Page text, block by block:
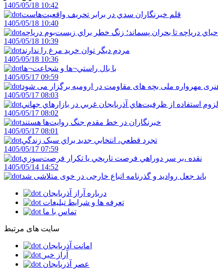
1405/05/18 10:42
قلم خبرنگاران سدي در برابر تحريف واقعيت‌هاست
1405/05/18 10:40
احياي درياچه تا بحران پسماند؛ زنگ خطر براي زيست‌بوم درياچه
1405/05/18 10:39
مردم ديگر توان خريد مرغ را ندارند
1405/05/18 10:36
با بال راستي¬ها و شجاعت¬ها
1405/05/17 09:59
مهرواره ملی بچه های مقاومت در ارومیه برگزار می شود
1405/05/17 08:03
لزوم استفاده از ظرفيت‌هاي آذربايجان غربي در بازارهاي جهاني
1405/05/17 08:02
خبرنگاران در خط مقدم جنگ روايت‌ها هستند
1405/05/17 08:01
تجرد قطعي، انتخابي جديد براي سبک زندگي
1405/05/17 07:59
نقده ،بر سر دوراهي فرصت تاريخي يا تکرار فرصت‌سوزي
1405/05/14 14:52
باند جعل روادید و گذرنامه اتباع خارجی در خوی متلاشی شد
درباره آراز آذربایجان
تعرفه ها و شرایط تبلیغات
تماس با ما
سایت های مرتبط
امانت آذربایجان
آراز خبر
عصر آذربایجان